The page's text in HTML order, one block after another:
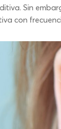
Sin
con